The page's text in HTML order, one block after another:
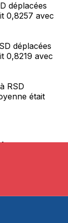
déplacées
0,8257 avec
déplacées
0,8219 avec
RSD
était
vous
des devises,
de